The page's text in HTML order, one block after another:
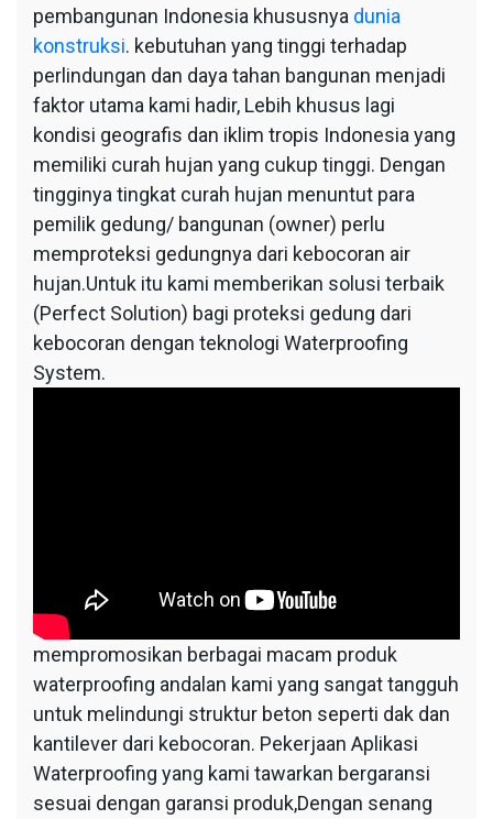
pembangunan Indonesia khususnya dunia
konstruksi. kebutuhan yang tinggi terhadap
perlindungan dan daya tahan bangunan menjadi
faktor utama kami hadir, Lebih khusus lagi
kondisi geografis dan iklim tropis Indonesia yang
memiliki curah hujan yang cukup tinggi. Dengan
tingginya tingkat curah hujan menuntut para
pemilik gedung/ bangunan (owner) perlu
memproteksi gedungnya dari kebocoran air
hujan.Untuk itu kami memberikan solusi terbaik
(Perfect Solution) bagi proteksi gedung dari
kebocoran dengan teknologi Waterproofing
System.
mempromosikan berbagai macam produk
waterproofing andalan kami yang sangat tangguh
untuk melindungi struktur beton seperti dak dan
kantilever dari kebocoran. Pekerjaan Aplikasi
Waterproofing yang kami tawarkan bergaransi
sesuai dengan garansi produk,Dengan senang